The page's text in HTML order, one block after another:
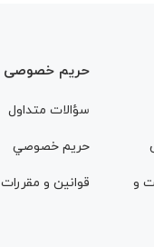
و
حریم خصوصی
سؤالات متداول
حريم خصوصي
قوانين و مقررات